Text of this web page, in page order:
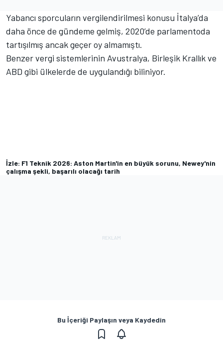
Yabancı sporcuların vergilendirilmesi konusu İtalya’da
daha önce de gündeme gelmiş, 2020’de parlamentoda
tartışılmış ancak geçer oy almamıştı.
Benzer vergi sistemlerinin Avustralya, Birleşik Krallık ve
ABD gibi ülkelerde de uygulandığı biliniyor.
İzle: F1 Teknik 2026: Aston Martin'in en büyük sorunu, Newey'nin
çalışma şekli, başarılı olacağı tarih
Bu İçeriği Paylaşın veya Kaydedin